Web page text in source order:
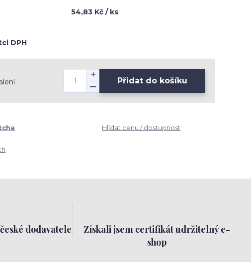
54,83 Kč / ks
DPH
Přidat do košíku
Hlídat cenu / dostupnost
dodavatele
Získali jsem certifikát udržitelný e-
shop